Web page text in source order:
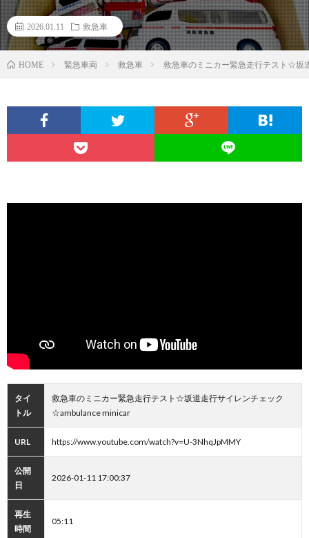
2026.01.11 救急車
HOME 緊急車両 救急車 救急車のミニカー緊急走行テスト☆
タイ
トル
救急車のミニカー緊急走行テスト☆坂道走行サイレンチェック
☆ambulance minicar
URL https://www.youtube.com/watch?v=U-3NhqJpMMY
公開
日
2026-01-11 17:00:37
再生
時間
05:11